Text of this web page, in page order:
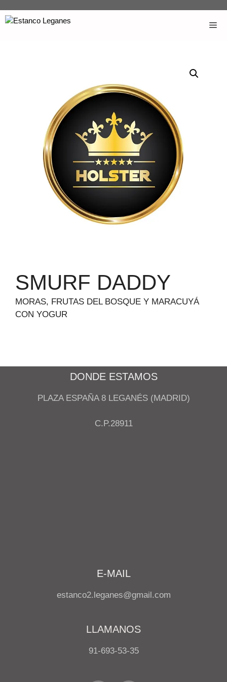
SMURF DADDY
MORAS, FRUTAS DEL BOSQUE Y MARACUYÁ
CON YOGUR
DONDE ESTAMOS
PLAZA ESPAÑA 8 LEGANÉS (MADRID)
C.P.28911
E-MAIL
estanco2.leganes@gmail.com
LLAMANOS
91-693-53-35